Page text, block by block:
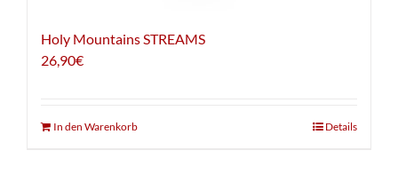
Holy Mountains STREAMS
26,90€
In den Warenkorb Details